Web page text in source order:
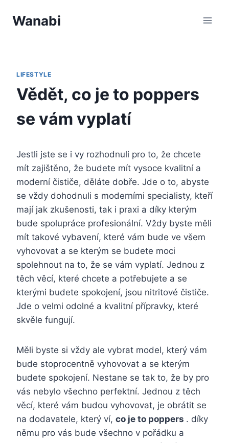
Wanabi
LIFESTYLE
Vědět, co je to poppers
se vám vyplatí
Jestli jste se i vy rozhodnuli pro to, že chcete
mít zajištěno, že budete mít vysoce kvalitní a
moderní čističe, děláte dobře. Jde o to, abyste
se vždy dohodnuli s moderními specialisty, kteří
mají jak zkušenosti, tak i praxi a díky kterým
bude spolupráce profesionální. Vždy byste měli
mít takové vybavení, které vám bude ve všem
vyhovovat a se kterým se budete moci
spolehnout na to, že se vám vyplatí. Jednou z
těch věcí, které chcete a potřebujete a se
kterými budete spokojení, jsou nitritové čističe.
Jde o velmi odolné a kvalitní přípravky, které
skvěle fungují.
Měli byste si vždy ale vybrat model, který vám
bude stoprocentně vyhovovat a se kterým
budete spokojení. Nestane se tak to, že by pro
vás nebylo všechno perfektní. Jednou z těch
věcí, které vám budou vyhovovat, je obrátit se
na dodavatele, který ví, co je to poppers . díky
němu pro vás bude všechno v pořádku a